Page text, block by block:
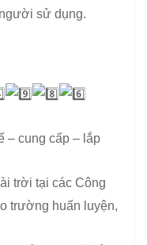
sử dụng.
– cung cấp – lắp
trời tại các Công
trường huấn luyện,